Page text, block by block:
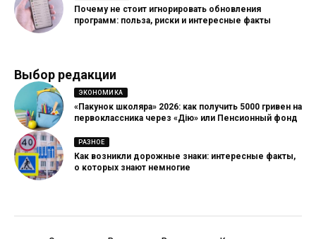
Почему не стоит игнорировать обновления
программ: польза, риски и интересные факты
Выбор редакции
ЭКОНОМИКА
«Пакунок школяра» 2026: как получить 5000 гривен на
первоклассника через «Дію» или Пенсионный фонд
РАЗНОЕ
Как возникли дорожные знаки: интересные факты,
о которых знают немногие